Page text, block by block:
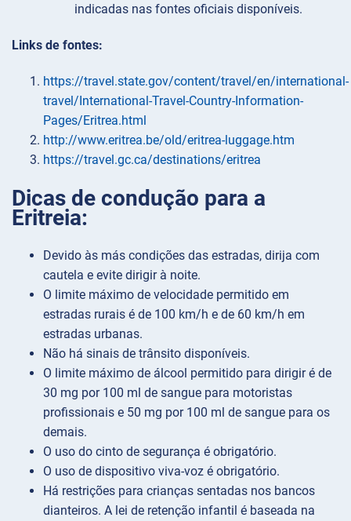
indicadas nas fontes oficiais disponíveis.
Links de fontes:
https://travel.state.gov/content/travel/en/international-
travel/International-Travel-Country-Information-
Pages/Eritrea.html
http://www.eritrea.be/old/eritrea-luggage.htm
https://travel.gc.ca/destinations/eritrea
Dicas de condução para a
Eritreia:
Devido às más condições das estradas, dirija com
cautela e evite dirigir à noite.
O limite máximo de velocidade permitido em
estradas rurais é de 100 km/h e de 60 km/h em
estradas urbanas.
Não há sinais de trânsito disponíveis.
O limite máximo de álcool permitido para dirigir é de
30 mg por 100 ml de sangue para motoristas
profissionais e 50 mg por 100 ml de sangue para os
demais.
O uso do cinto de segurança é obrigatório.
O uso de dispositivo viva-voz é obrigatório.
Há restrições para crianças sentadas nos bancos
dianteiros. A lei de retenção infantil é baseada na